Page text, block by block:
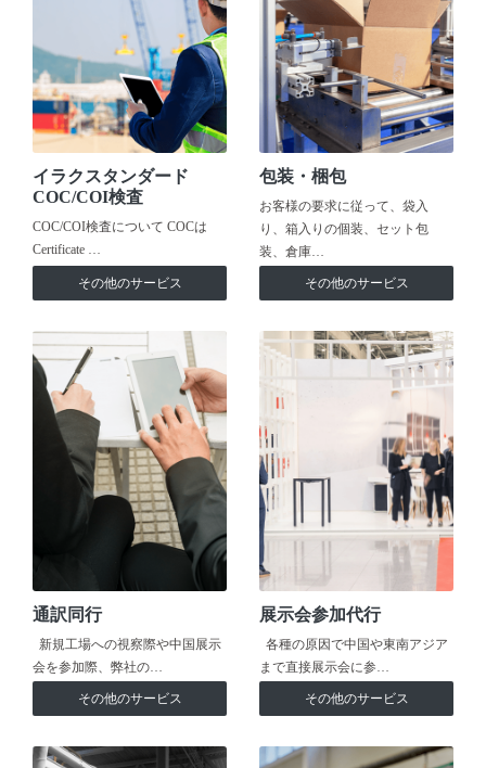
イラクスタンダード
COC/COI検査
COC/COI検査について COCは
Certificate …
その他のサービス
包装・梱包
お客様の要求に従って、袋入
り、箱入りの個装、セット包
装、倉庫…
その他のサービス
通訳同行
新規工場への視察際や中国展示
会を参加際、弊社の…
その他のサービス
展示会参加代行
各種の原因で中国や東南アジア
まで直接展示会に参…
その他のサービス